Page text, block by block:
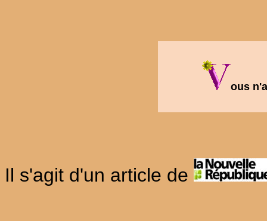
ous
Il s'agit d'un article de